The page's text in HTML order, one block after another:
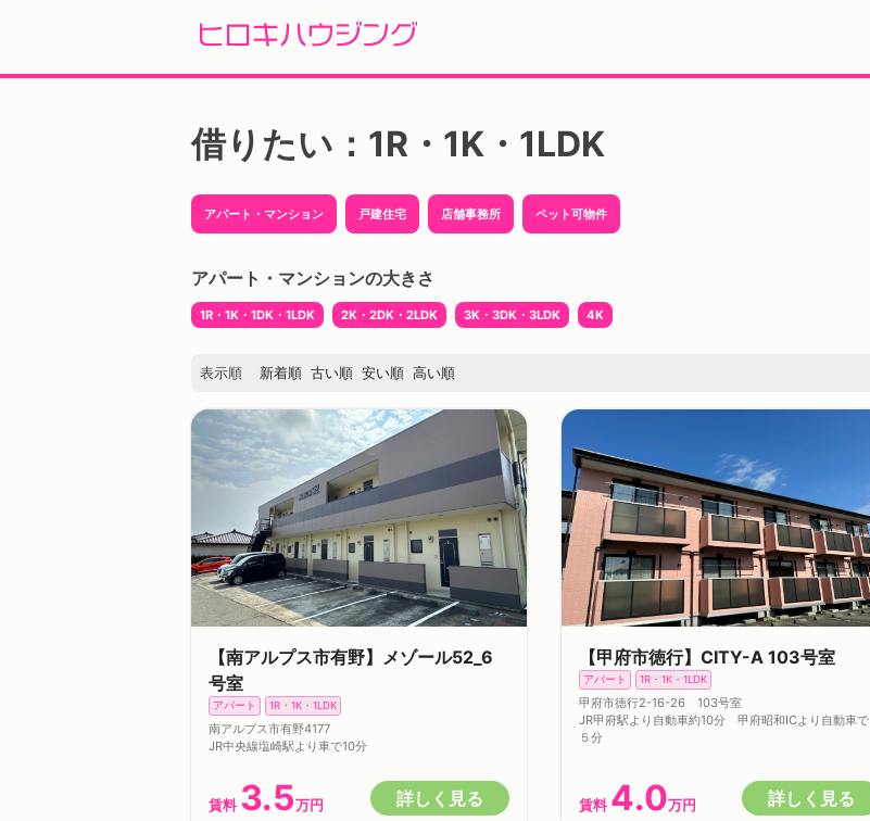
借りたい：1R・1K・1LDK
アパート・マンション 戸建住宅 店舗事務所 ペット可物件
アパート・マンションの大きさ
1R・1K・1DK・1LDK 2K・2DK・2LDK 3K・3DK・3LDK 4K
表示順 新着順 古い順 安い順 高い順
【南アルプス市有野】メゾール52_6
号室
アパート 1R・1K・1LDK
南アルプス市有野4177
JR中央線塩崎駅より車で10分
賃料 3.5万円 詳しく見る
【甲府市徳行】CITY-A 103号室
アパート 1R・1K・1LDK
甲府市徳行2-16-26 103号室
JR甲府駅より自動車約10分 甲府昭和ICより自動車で
５分
賃料 4.0万円 詳しく見る